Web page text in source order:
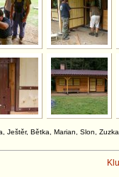
Ještěr, Bětka, Marian, Slon,